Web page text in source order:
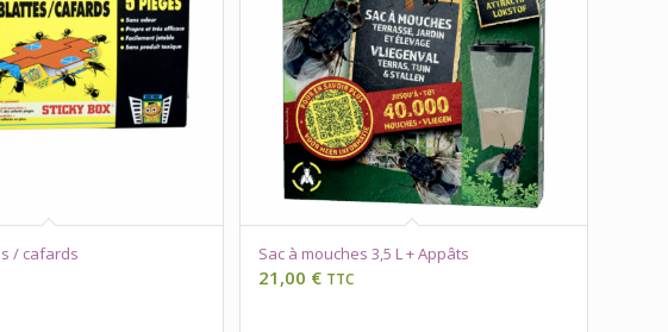
/ cafards Sac à mouches 3,5 L + Appâts
21,00 € TTC